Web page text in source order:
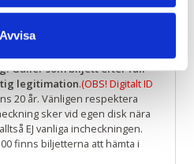
Avvisa
dag 4, Bussanslutning
utsläppstillägg.
Gäller som biljett efter full
legitimation.(OBS! Digitalt ID
20 år. Vänligen respektera
sker vid egen disk nära
EJ vanliga incheckningen.
finns biljetterna att hämta i